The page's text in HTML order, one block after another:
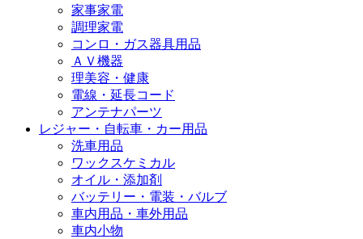
家事家電
調理家電
コンロ・ガス器具用品
ＡＶ機器
理美容・健康
電線・延長コード
アンテナパーツ
レジャー・自転車・カー用品
洗車用品
ワックスケミカル
オイル・添加剤
バッテリー・電装・バルブ
車内用品・車外用品
車内小物